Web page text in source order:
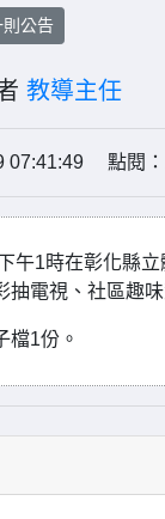
則公告
教導主任
07:41:49 點閱：
午1時在彰化縣
抽電視、社區趣
檔1份。